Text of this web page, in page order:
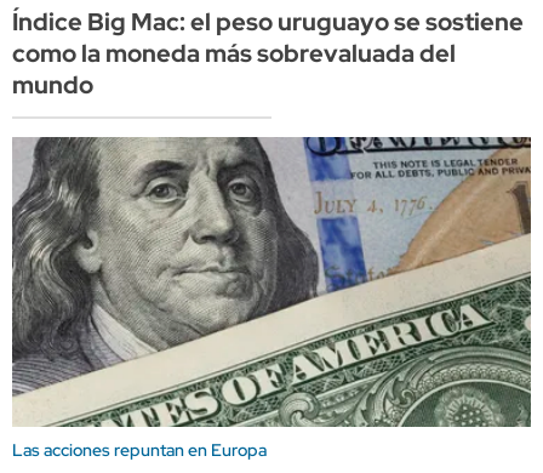
Índice Big Mac: el peso uruguayo se sostiene
como la moneda más sobrevaluada del
mundo
Las acciones repuntan en Europa